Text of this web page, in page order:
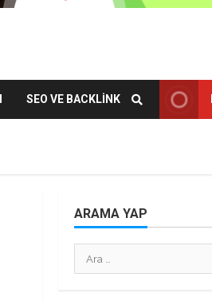
SEO VE BACKLINK
ARAMA YAP
Arama: